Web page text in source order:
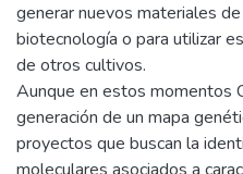
generar nuevos materiales
biotecnología o para utilizar
de otros cultivos.
Aunque en estos momentos
generación de un mapa
proyectos que buscan la
moleculares asociados a